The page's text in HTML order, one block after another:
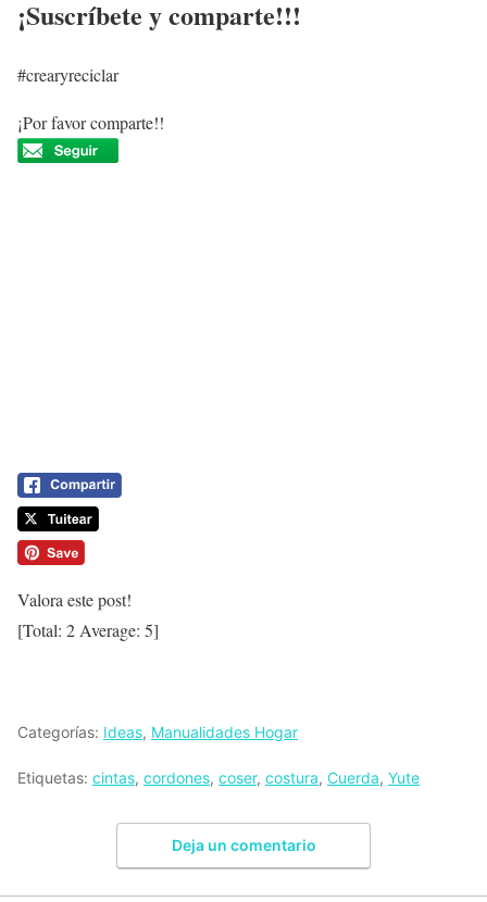
¡Suscríbete y comparte!!!
#crearyreciclar
¡Por favor comparte!!
Valora este post!
[Total: 2 Average: 5]
Categorías: Ideas, Manualidades Hogar
Etiquetas: cintas, cordones, coser, costura, Cuerda, Yute
Deja un comentario